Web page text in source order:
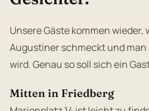
Unsere Gäste kommen wieder,
Augustiner schmeckt und
wird. Genau so soll sich ein
Mitten in Friedberg